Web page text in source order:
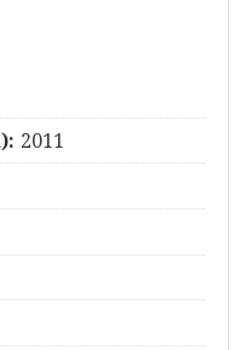
2011